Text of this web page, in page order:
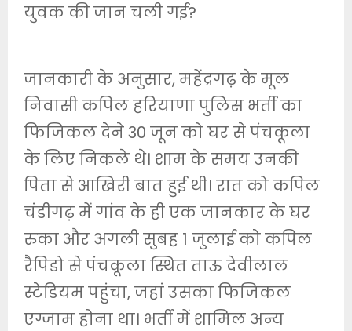
युवक की जान चली गई?
जानकारी के अनुसार, महेंद्रगढ़ के मूल
निवासी कपिल हरियाणा पुलिस भर्ती का
फिजिकल देने 30 जून को घर से पंचकूला
के लिए निकले थे। शाम के समय उनकी
पिता से आखिरी बात हुई थी। रात को कपिल
चंडीगढ़ में गांव के ही एक जानकार के घर
रुका और अगली सुबह 1 जुलाई को कपिल
रैपिडो से पंचकूला स्थित ताऊ देवीलाल
स्टेडियम पहुंचा, जहां उसका फिजिकल
एग्जाम होना था। भर्ती में शामिल अन्य